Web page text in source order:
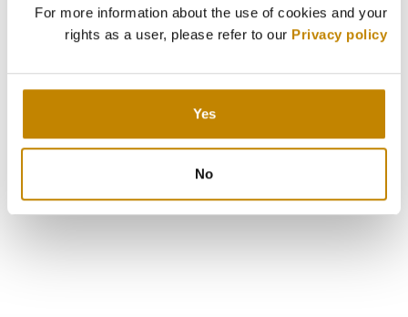
For more information about the use of cookies and your
rights as a user, please refer to our Privacy policy
Yes
No